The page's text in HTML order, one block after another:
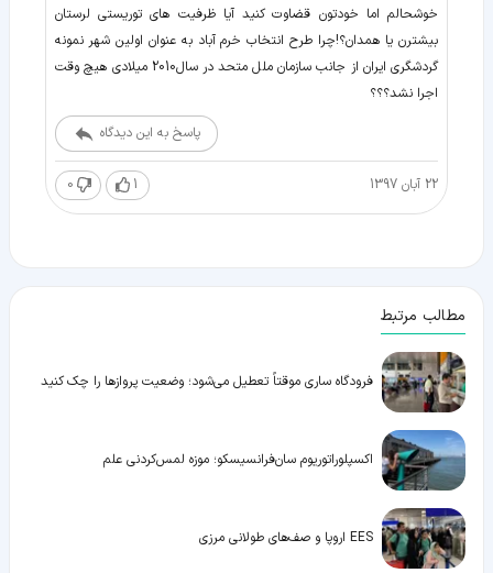
خوشحالم اما خودتون قضاوت کنید آیا ظرفیت های توریستی لرستان
بیشترن یا همدان؟!چرا طرح انتخاب خرم آباد به عنوان اولین شهر نمونه
گردشگری ایران از جانب سازمان ملل متحد در سال2010 میلادی هیچ وقت
اجرا نشد؟؟؟
پاسخ به این دیدگاه
22 آبان 1397 1
0
مطالب مرتبط
فرودگاه ساری موقتاً تعطیل می‌شود؛ وضعیت پروازها را چک کنید
اکسپلوراتوریوم سان‌فرانسیسکو؛ موزه لمس‌کردنی علم
EES اروپا و صف‌های طولانی مرزی